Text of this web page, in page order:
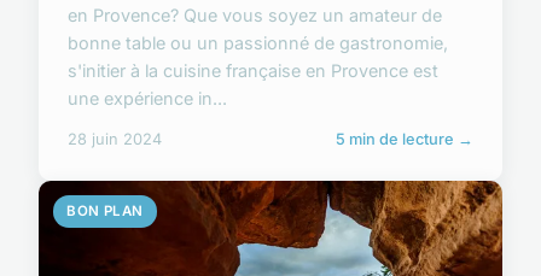
en Provence? Que vous soyez un amateur de
bonne table ou un passionné de gastronomie,
s'initier à la cuisine française en Provence est
une expérience in...
28 juin 2024 5 min de lecture →
BON PLAN